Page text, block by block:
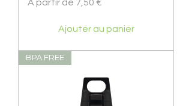
À partir de 7,50 €
Prix promotionnel
Ajouter au panier
BPA FREE